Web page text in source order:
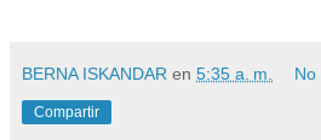
BERNA ISKANDAR en 5:35 a. m. No
Compartir